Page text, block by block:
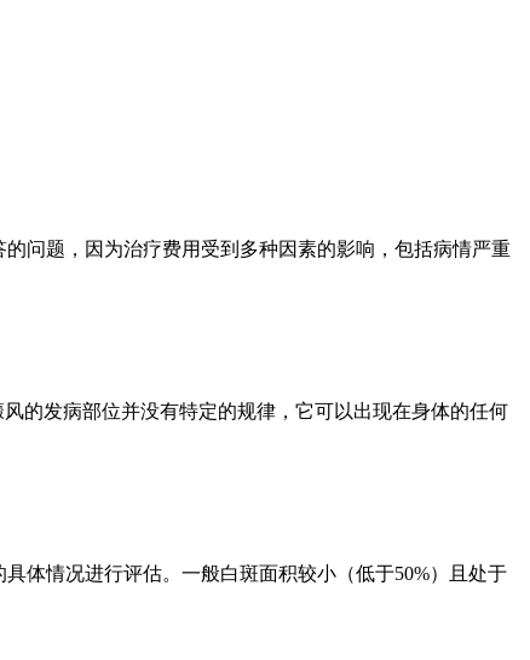
问题，因为治疗费用受到多种因素的影响，包括病情严重
的发病部位并没有特定的规律，它可以出现在身体的任何
体情况进行评估。一般白斑面积较小（低于50%）且处于